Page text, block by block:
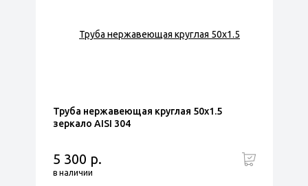
Труба нержавеющая круглая 50х1.5
зеркало AISI 304
5 300 р.
в наличии